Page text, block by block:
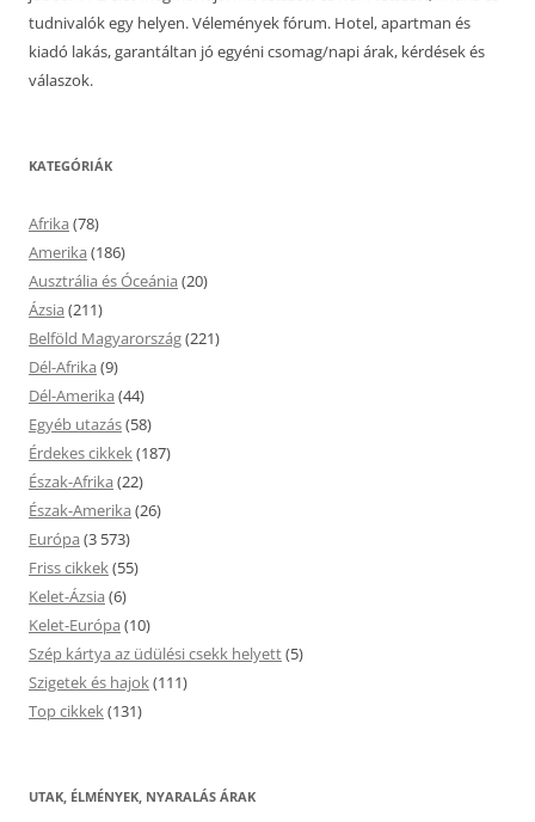
tudnivalók egy helyen. Vélemények fórum. Hotel, apartman és
kiadó lakás, garantáltan jó egyéni csomag/napi árak, kérdések és
válaszok.
KATEGÓRIÁK
Afrika (78)
Amerika (186)
Ausztrália és Óceánia (20)
Ázsia (211)
Belföld Magyarország(221)
Dél-Afrika (9)
Dél-Amerika (44)
Egyéb utazás(58)
Érdekes cikkek(187)
Észak-Afrika (22)
Észak-Amerika (26)
Európa (3 573)
Friss cikkek(55)
Kelet-Ázsia (6)
Kelet-Európa (10)
Szép kártya az üdülési csekk helyett(5)
Szigetek és hajok(111)
Top cikkek(131)
UTAK, ÉLMÉNYEK, NYARALÁS ÁRAK